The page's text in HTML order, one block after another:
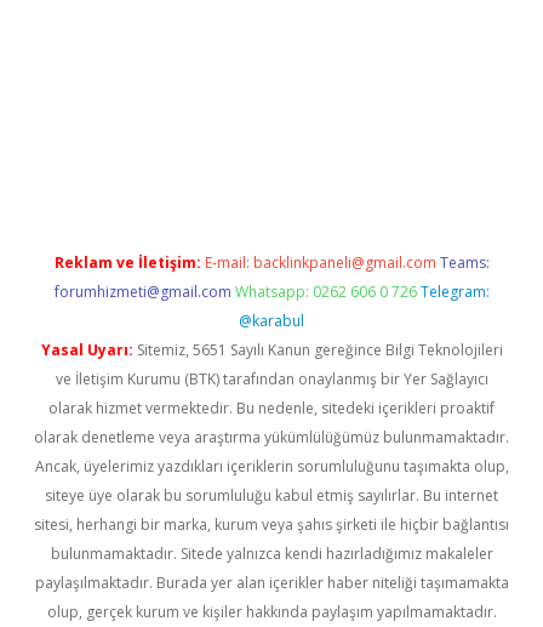
Reklam ve İletişim: E-mail: backlinkpaneli@gmail.com Teams:
forumhizmeti@gmail.com Whatsapp: 0262 606 0 726 Telegram:
@karabul
Yasal Uyarı: Sitemiz, 5651 Sayılı Kanun gereğince Bilgi Teknolojileri
ve İletişim Kurumu (BTK) tarafından onaylanmış bir Yer Sağlayıcı
olarak hizmet vermektedir. Bu nedenle, sitedeki içerikleri proaktif
olarak denetleme veya araştırma yükümlülüğümüz bulunmamaktadır.
Ancak, üyelerimiz yazdıkları içeriklerin sorumluluğunu taşımakta olup,
siteye üye olarak bu sorumluluğu kabul etmiş sayılırlar. Bu internet
sitesi, herhangi bir marka, kurum veya şahıs şirketi ile hiçbir bağlantısı
bulunmamaktadır. Sitede yalnızca kendi hazırladığımız makaleler
paylaşılmaktadır. Burada yer alan içerikler haber niteliği taşımamakta
olup, gerçek kurum ve kişiler hakkında paylaşım yapılmamaktadır.